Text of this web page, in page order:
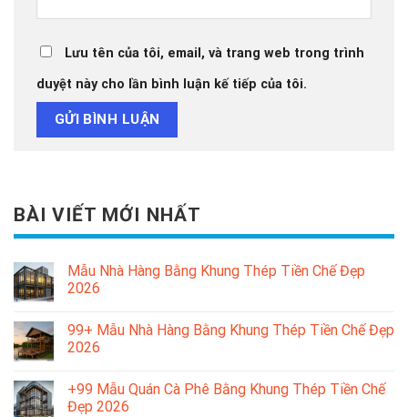
Lưu tên của tôi, email, và trang web trong trình
duyệt này cho lần bình luận kế tiếp của tôi.
BÀI VIẾT MỚI NHẤT
Mẫu Nhà Hàng Bằng Khung Thép Tiền Chế Đẹp
2026
99+ Mẫu Nhà Hàng Bằng Khung Thép Tiền Chế Đẹp
2026
+99 Mẫu Quán Cà Phê Bằng Khung Thép Tiền Chế
Đẹp 2026